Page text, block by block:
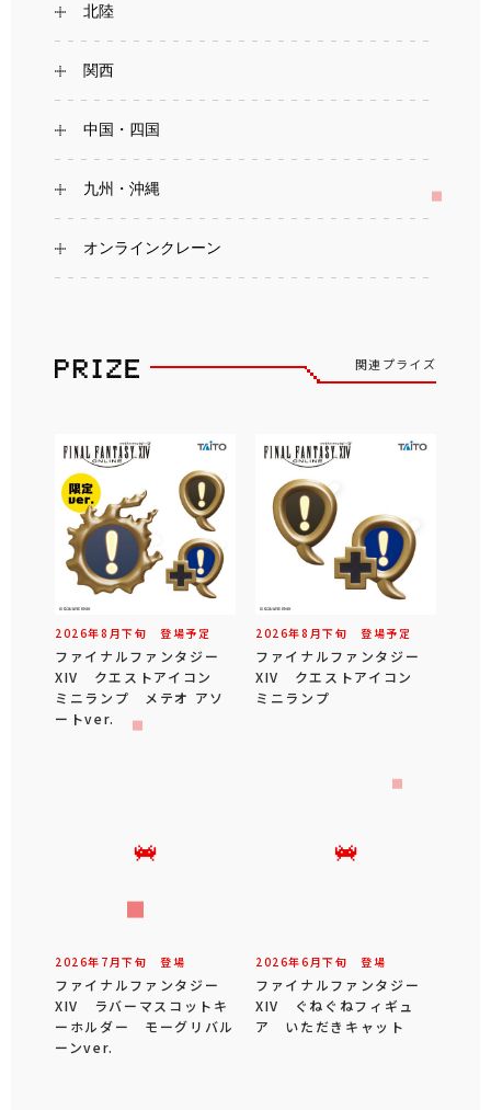
北陸
関西
中国・四国
九州・沖縄
オンラインクレーン
関連プライズ
2026年8 月下旬 登場予定
ファイナルファンタジー
XIV クエストアイコン
ミニランプ メテオ アソ
ートver.
2026年8 月下旬 登場予定
ファイナルファンタジー
XIV クエストアイコン
ミニランプ
2026年 7 月下旬 登場
ファイナルファンタジー
XIV ラバーマスコットキ
ーホルダー モーグリバル
ーンver.
2026年6 月下旬 登場
ファイナルファンタジー
XIV ぐねぐねフィギュ
ア いただきキャット